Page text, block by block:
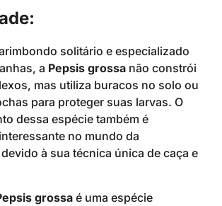
solitário e especializado
a Pepsis grossa não constrói
mas utiliza buracos no solo ou
para proteger suas larvas. O
dessa espécie também é
no mundo da
à sua técnica única de caça e
grossaé uma espécie